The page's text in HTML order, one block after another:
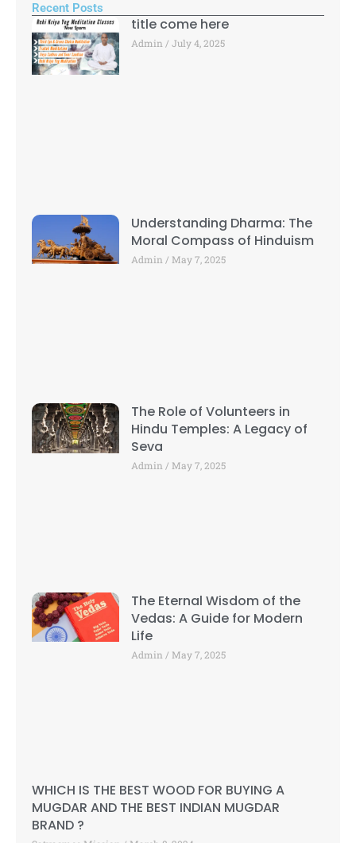
Recent Posts
title come here
Admin July 4, 2025
Understanding Dharma: The
Moral Compass of Hinduism
Admin May 7, 2025
The Role of Volunteers in
Hindu Temples: A Legacy of
Seva
Admin May 7, 2025
The Eternal Wisdom of the
Vedas: A Guide for Modern
Life
Admin May 7, 2025
WHICH IS THE BEST WOOD FOR BUYING A
MUGDAR AND THE BEST INDIAN MUGDAR
BRAND ?